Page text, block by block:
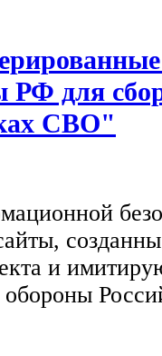
для
СВО"
и